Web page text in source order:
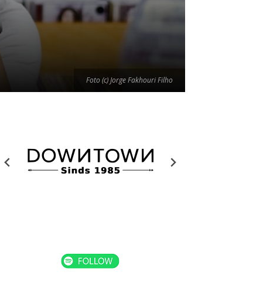
Foto (c) Jorge Fakhouri Filho